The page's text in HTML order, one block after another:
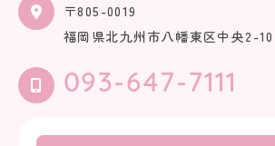
〒805-0019
福岡県北九州市八幡東区中央2-
093-647-7111